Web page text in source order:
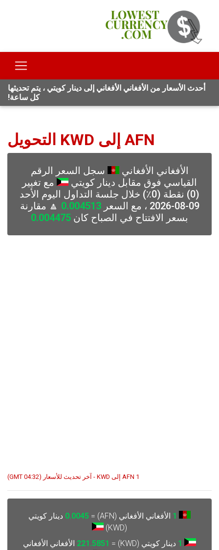
أحدث الأسعار من الأفغاني الأفغاني إلى دينار كويتي ، يتم تحديثها
كل ساعة!
AFN إلى KWD التحويل
الأفغاني الأفغاني
سجل السعر الرقم
القياسي فوق مقابل دينار كويتي
مع تغيير
(0) نقطة (0٪) خلال جلسة التداول اليوم الأحد
09-08-2026 ، مع السعر
0.004513 🔼 مقارنة
بسعر الافتتاح في الصباح كان 0.004475
1 AFN إلى KWD - آخر تحديث للأسعار (04:32 GMT)
1 الأفغاني الأفغاني (AFN) = 0.0045 دينار كويتي
(KWD)
1 دينار كويتي (KWD) = 221.5851 الأفغاني الأفغاني